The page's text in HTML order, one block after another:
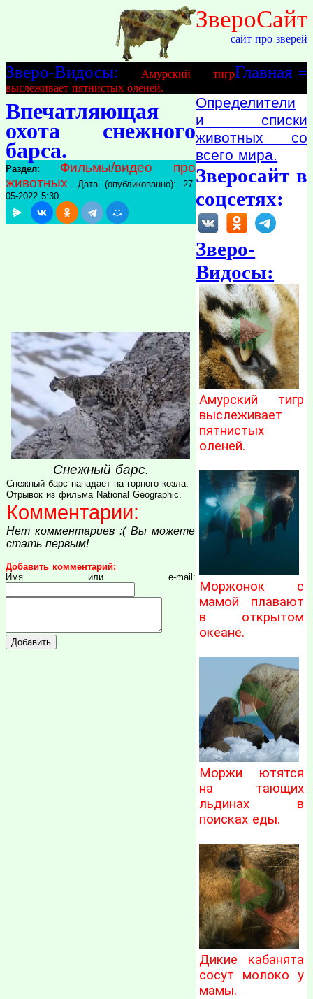
ЗвероСайт
сайт про зверей
≡
Главная
Зверо-Видосы:
Амурский тигр
выслеживает пятнистых оленей.
Впечатляющая
охота снежного
барса.
Раздел:
Фильмы/видео про
животных. Дата (опубликованно): 27-
05-2022 5:30
Снежный барс.
Снежный барс нападает на горного козла.
Отрывок из фильма National Geographic.
Комментарии:
Нет комментариев :( Вы можете
стать первым!
Добавить комментарий:
Имя или e-mail:
Определители
и списки
животных со
всего мира.
Зверосайт в
соцсетях:
Зверо-
Видосы:
Амурский тигр
выслеживает
пятнистых
оленей.
Моржонок с
мамой плавают
в открытом
океане.
Моржи ютятся
на тающих
льдинах в
поисках еды.
Дикие кабанята
сосут молоко у
мамы.